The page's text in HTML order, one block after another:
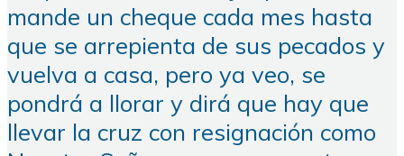
mande un cheque cada mes hasta
que se arrepienta de sus pecados y
vuelva a casa, pero ya veo, se
pondrá a llorar y dirá que hay que
llevar la cruz con resignación como